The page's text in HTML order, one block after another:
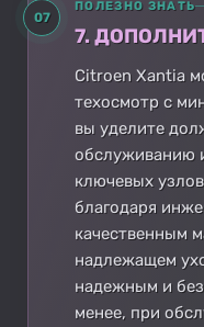
07
ПОЛЕЗНО ЗНАТЬ
7.
Citroen Xantia
техосмотр с
вы уделите
обслуживанию
ключевых
благодаря
качественным
надлежащем
надежным и
менее, при